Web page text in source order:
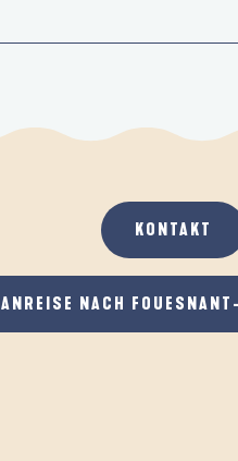
KONTAKT
ANREISE NACH